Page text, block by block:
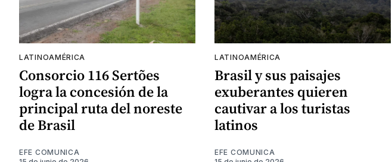
LATINOAMÉRICA
Consorcio 116 Sertões
logra la concesión de la
principal ruta del noreste
de Brasil
EFE COMUNICA
LATINOAMÉRICA
Brasil y sus paisajes
exuberantes quieren
cautivar a los turistas
latinos
EFE COMUNICA